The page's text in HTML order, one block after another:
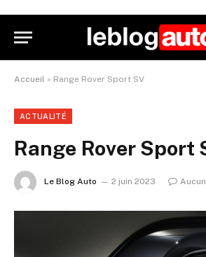
Accueil » Range Rover Sport SV
ACTUALITÉ
Range Rover Sport
Le Blog Auto 2 juin 2023